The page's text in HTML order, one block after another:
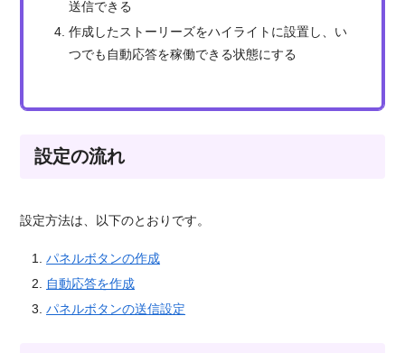
送信できる
作成したストーリーズをハイライトに設置し、い
つでも自動応答を稼働できる状態にする
設定の流れ
設定方法は、以下のとおりです。
パネルボタンの作成
自動応答を作成
パネルボタンの送信設定